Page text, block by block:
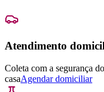
Atendimento
Coleta com a segurança
casaAgendar domiciliar